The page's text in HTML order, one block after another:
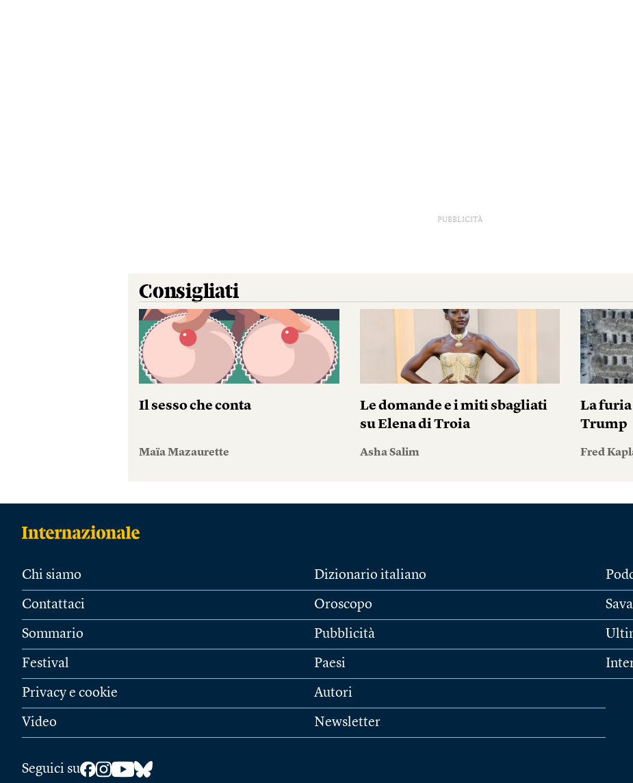
PUBBLICITÀ
Consigliati
Il sesso che conta
Maïa Mazaurette
Le domande e i miti sbagliati
su Elena di Troia
Asha Salim
La furia
Trump
Fred
Chi siamo
Contattaci
Sommario
Festival
Privacy e cookie
Video
Dizionario italiano
Oroscopo
Pubblicità
Paesi
Autori
Newsletter
Seguici su